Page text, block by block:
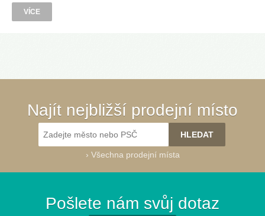
VÍCE
Najít nejbližší prodejní místo
› Všechna prodejní místa
Pošlete nám svůj dotaz